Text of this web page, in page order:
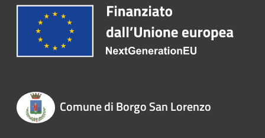
Comune di Borgo San Lorenzo